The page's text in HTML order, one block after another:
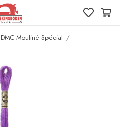
DMC Mouliné Spécial /